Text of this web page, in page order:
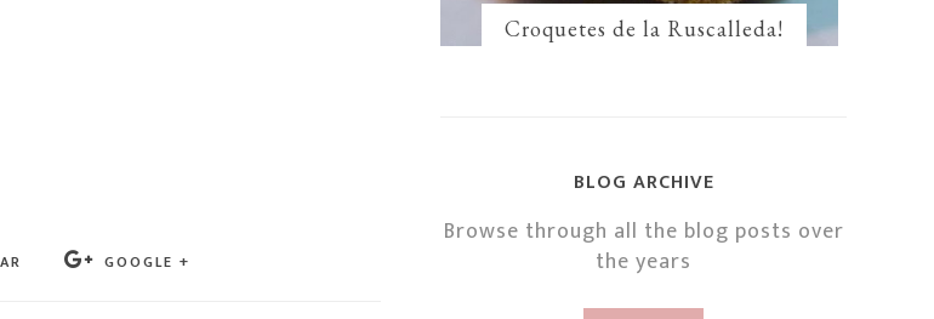
GOOGLE +
Croquetes de la Ruscalleda!
BLOG ARCHIVE
Browse through all the blog posts over
the years